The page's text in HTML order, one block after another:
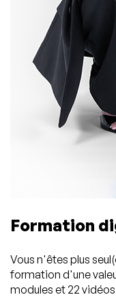
Formation
Vous n'êtes plus
formation d'une
modules et 22